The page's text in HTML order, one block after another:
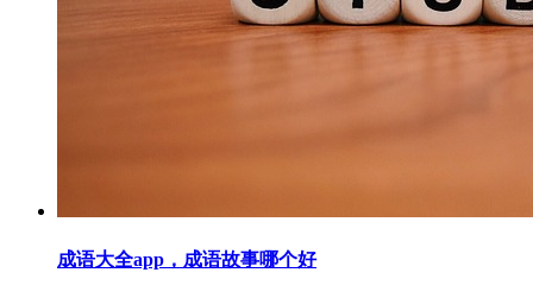
成语大全app，成语故事哪个好